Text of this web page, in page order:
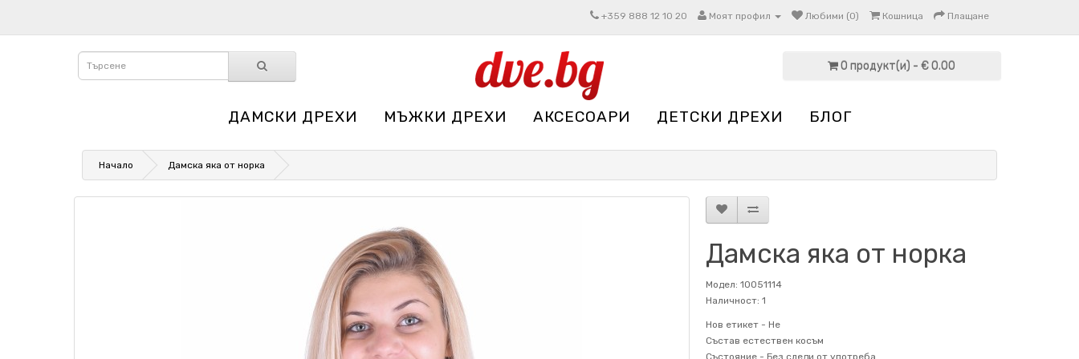
+359 888 12 10 20 Моят профил Любими (0) Кошница Плащане
0 продукт(и) - € 0.00
ДАМСКИ ДРЕХИ МЪЖКИ ДРЕХИ АКСЕСОАРИ ДЕТСКИ ДРЕХИ БЛОГ
Начало Дамска яка от норка
Дамска яка от норка
Модел: 10051114
Наличност: 1
Нов етикет - Не
Състав естествен косъм
Състояние - Без следи от употреба.